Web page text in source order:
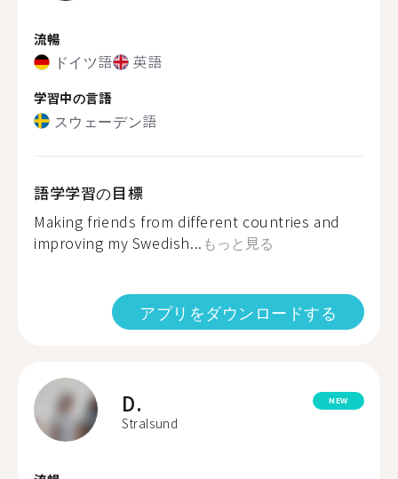
流暢
ドイツ語 英語
学習中の言語
スウェーデン語
語学学習の目標
Making friends from different countries and
improving my Swedish... もっと見る
アプリをダウンロードする
D.
Stralsund
NEW